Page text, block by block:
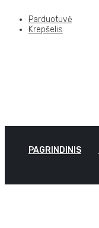
Parduotuvė
Krepšelis
PAGRINDINIS